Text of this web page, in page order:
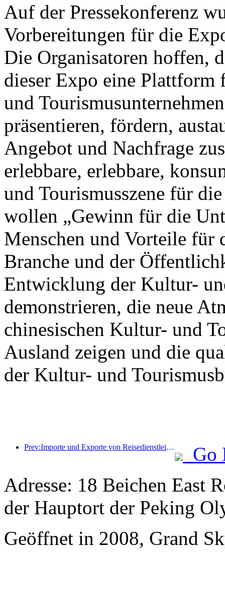
Auf der Pressekonferenz
Vorbereitungen für die
Die Organisatoren hoffen,
dieser Expo eine
und
präsentieren, fördern,
Angebot und Nachfrage
erlebbare, erlebbare,
und Tourismusszene für
wollen „Gewinn für die
Menschen und Vorteile für
Branche und der
Entwicklung der Kultur-
demonstrieren, die neue
chinesischen Kultur- und
Ausland zeigen und die
der Kultur- und
Prev:Importe und Exporte von Reisedienstleistungen erreichten im ersten Halbjahr 1.080,29 Milliarden Yuan
Go
Adresse: 18 Beichen East
der Hauptort der Peking
Geöffnet in 2008, Grand